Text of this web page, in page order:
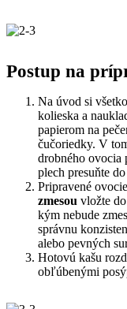
Postup na
Na úvod si všetko
kolieska a
papierom na
čučoriedky. V
drobného ovocia
plech presuňte
Pripravené ovocie
zmesou vložte
kým nebude
správnu
alebo pevných
Hotovú kašu
obľúbenými